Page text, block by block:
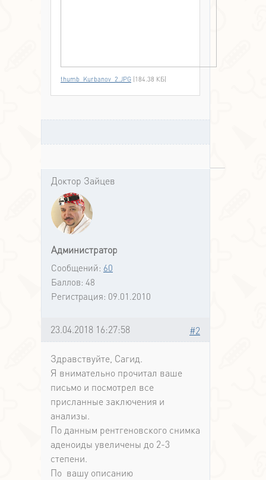
thumb_Kurbanov_2.JPG (184.38 КБ)
Доктор Зайцев
Администратор
Сообщений: 60
Баллов: 48
Регистрация: 09.01.2010
#2
23.04.2018 16:27:58
Здравствуйте, Сагид.
Я внимательно прочитал ваше
письмо и посмотрел все
присланные заключения и
анализы.
По данным рентгеновского снимка
аденоиды увеличены до 2-3
степени.
По вашу описанию